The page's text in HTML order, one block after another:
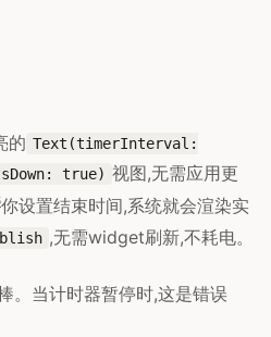
的 Text(timerInterval:
true) 视图,无需应用更
你设置结束时间,系统就会渲染实
,无需widget刷新,不耗电。
。当计时器暂停时,这是错误